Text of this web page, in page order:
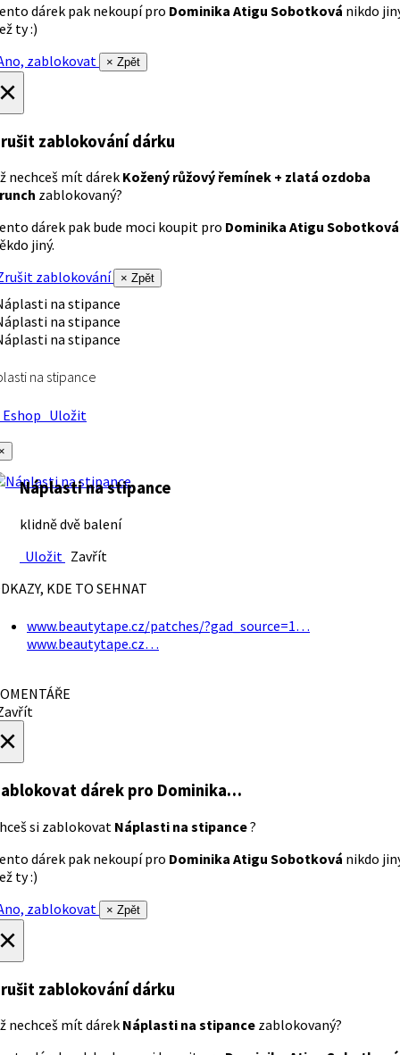
dárek pak nekoupí pro Dominika Atigu Sobotková nikdo
ty :)
zablokovat
× Zpět
zablokování dárku
nechceš mít dárek Kožený růžový řemínek + zlatá ozdoba
zablokovaný?
dárek pak bude moci koupit pro Dominika Atigu Sobotková
jiný.
zablokování
× Zpět
na stipance
Uložit
Náplasti na stipance
klidně dvě balení
Uložit Zavřít
KDE TO SEHNAT
www.beautytape.cz/patches/?gad_source=1…
www.beautytape.cz…
dárek pro Dominika…
si zablokovat Náplasti na stipance?
dárek pak nekoupí pro Dominika Atigu Sobotková nikdo
ty :)
zablokovat
× Zpět
zablokování dárku
nechceš mít dárek Náplasti na stipance zablokovaný?